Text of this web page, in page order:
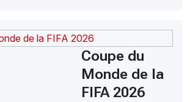
Coupe du
Monde de la
FIFA 2026